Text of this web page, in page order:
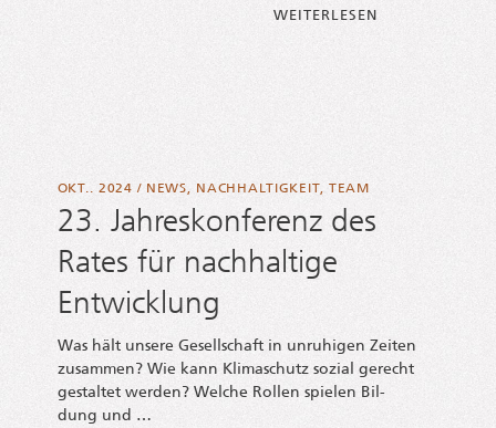
WEI­TER­LE­SEN
OKT.. 2024 / NEWS, NACHHALTIGKEIT , TEAM
23. Jahreskonferenz des
Rates für nachhaltige
Entwicklung
Was hält unse­re Gesell­schaft in unru­hi­gen Zei­ten
zusam­men? Wie kann Kli­ma­schutz sozi­al gerecht
gestal­tet wer­den? Wel­che Rol­len spie­len Bil­
dung und …